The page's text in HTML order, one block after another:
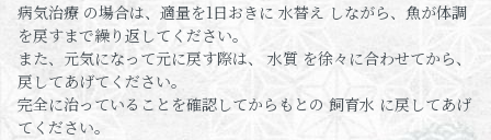
病気治療 の場合は、適量を1日おきに 水替え しながら、魚が体調
を戻すまで繰り返してください。
また、元気になって元に戻す際は、 水質 を徐々に合わせてから、
戻してあげてください。
完全に治っていることを確認してからもとの 飼育水 に戻してあげ
てください。